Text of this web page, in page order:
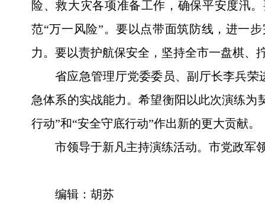
险、救大灾各项准备工作，确保平安度汛
范“万一风险”。要以点带面筑防线，进一
力。要以责护航保安全，坚持全市一盘棋、
省应急管理厅党委委员、副厅长李兵
急体系的实战能力。希望衡阳以此次演练
行动”和“安全守底行动”作出新的更大贡献。
市领导于新凡主持演练活动。市党政军
编辑：胡苏